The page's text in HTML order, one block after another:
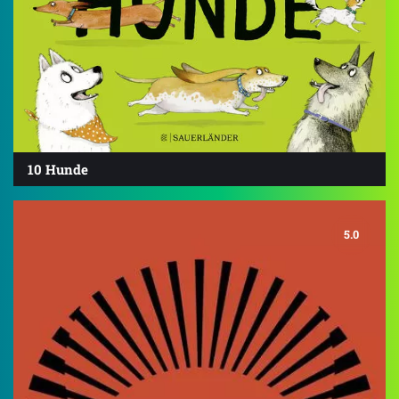
10 Hunde
5.0